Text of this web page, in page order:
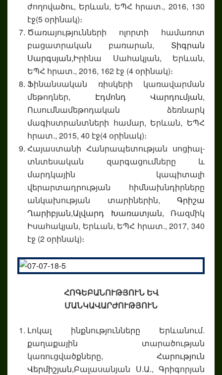
ժողովածու, Երևան, ԵՊՀ հրատ., 2016, 130
էջ(5 օրինակ)։
Ծառայությունների ոլորտի համառոտ
բացատրական բառարան, Տիգրան
Սարգսյան,Իրինա Սահակյան, Երևան,
ԵՊՀ հրատ., 2016, 162 էջ (4 օրինակ)։
Ֆինանսական ռիսկերի կառավարման
մեթոդներ, Էդմոնդ Վարդումյան,
Ուսումնամեթոդական ձեռնարկ
մագիստրանտների համար, Երևան, ԵՊՀ
հրատ., 2015, 40 էջ(4 օրինակ)։
Հայաստանի Հանրապետության սոցիալ-
տնտեսական զարգացումները և
մարդկային կապիտալի
վերարտադրության հիմնախնդիրները
անկախության տարիներին, Գրիշա
Ղարիբյան,Ալվարդ Խառատյան, Ռազմիկ
Իսահակյան, Երևան, ԵՊՀ հրատ., 2017, 340
էջ (2 օրինակ)։
ՀՈԳԵԲԱՆՈՒԹՅՈՒՆ ԵՎ
ՄԱՆԿԱՎԱՐԺՈՒԹՅՈՒՆ
Լոկալ ինքնությունները Երևանում.
քաղաքային տարածության
կառուցվածքները, Հարություն
Վերմիշյան,Բալասանյան Ս.Ա., Գրիգորյան